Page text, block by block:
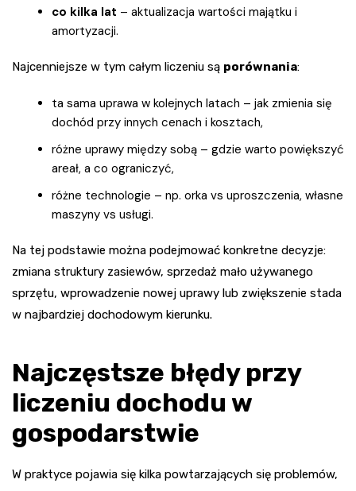
co kilka lat – aktualizacja wartości majątku i
amortyzacji.
Najcenniejsze w tym całym liczeniu są porównania:
ta sama uprawa w kolejnych latach – jak zmienia się
dochód przy innych cenach i kosztach,
różne uprawy między sobą – gdzie warto powiększyć
areał, a co ograniczyć,
różne technologie – np. orka vs uproszczenia, własne
maszyny vs usługi.
Na tej podstawie można podejmować konkretne decyzje:
zmiana struktury zasiewów, sprzedaż mało używanego
sprzętu, wprowadzenie nowej uprawy lub zwiększenie stada
w najbardziej dochodowym kierunku.
Najczęstsze błędy przy
liczeniu dochodu w
gospodarstwie
W praktyce pojawia się kilka powtarzających się problemów,